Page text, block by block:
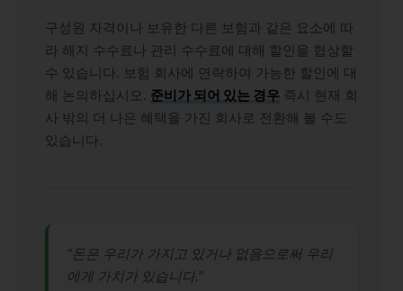
구성원 자격이나 보유한 다른 보험과 같은 요소에 따
라 해지 수수료나 관리 수수료에 대해 할인을 협상할
수 있습니다. 보험 회사에 연락하여 가능한 할인에 대
해 논의하십시오. 준비가 되어 있는 경우 즉시 현재 회
사 밖의 더 나은 혜택을 가진 회사로 전환해 볼 수도
있습니다.
“돈은 우리가 가지고 있거나 없음으로써 우리
에게 가치가 있습니다.”